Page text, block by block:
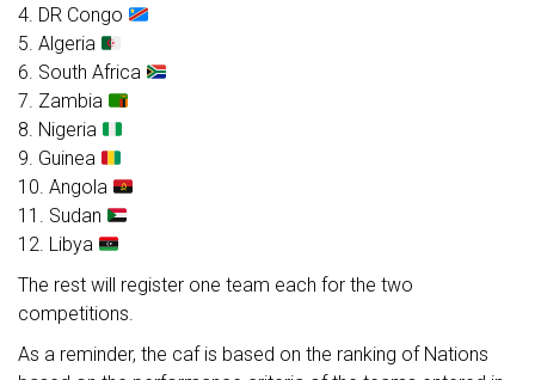
4. DR Congo
5. Algeria
6. South Africa
7. Zambia
8. Nigeria
9. Guinea
10. Angola
11. Sudan
12. Libya
The rest will register one team each for the two
competitions.
As a reminder, the caf is based on the ranking of Nations